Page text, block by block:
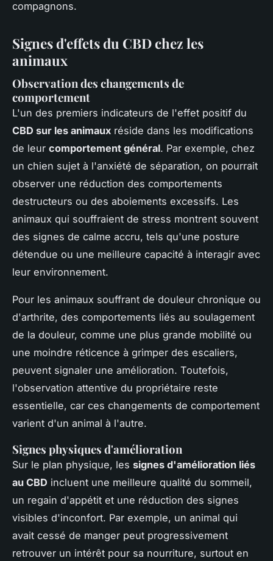
compagnons.
Signes d'effets du CBD chez les
animaux
Observation des changements de
comportement
L'un des premiers indicateurs de l'effet positif du
CBD sur les animaux réside dans les modifications
de leur comportement général. Par exemple, chez
un chien sujet à l'anxiété de séparation, on pourrait
observer une réduction des comportements
destructeurs ou des aboiements excessifs. Les
animaux qui souffraient de stress montrent souvent
des signes de calme accru, tels qu'une posture
détendue ou une meilleure capacité à interagir avec
leur environnement.
Pour les animaux souffrant de douleur chronique ou
d'arthrite, des comportements liés au soulagement
de la douleur, comme une plus grande mobilité ou
une moindre réticence à grimper des escaliers,
peuvent signaler une amélioration. Toutefois,
l'observation attentive du propriétaire reste
essentielle, car ces changements de comportement
varient d'un animal à l'autre.
Signes physiques d'amélioration
Sur le plan physique, les signes d'amélioration liés
au CBD incluent une meilleure qualité du sommeil,
un regain d'appétit et une réduction des signes
visibles d'inconfort. Par exemple, un animal qui
avait cessé de manger peut progressivement
retrouver un intérêt pour sa nourriture, surtout en